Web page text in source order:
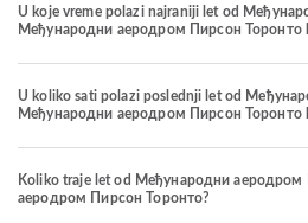
U koje vreme polazi najraniji let od
Међународни аеродром Пирсон Торонто
U koliko sati polazi poslednji let od
Међународни аеродром Пирсон Торонто
Koliko traje let od Међународни
аеродром Пирсон Торонто?